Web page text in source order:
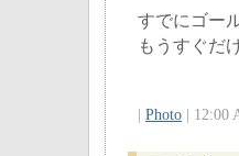
すでにゴー
もうすぐだ
Photo | 12:00